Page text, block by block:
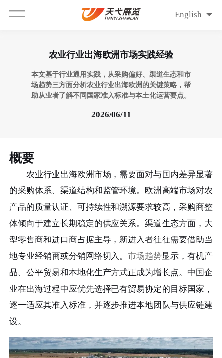
English
农业行业出海欧洲市场实践经验
本文基于行业通用实践，从采购偏好、渠道生态和市
场趋势三方面分析农业行业出海欧洲的关键策略，帮
助从业者了解不同国家准入标准与本土化运营要点。
2026/06/11
概要
农业行业出海欧洲市场，需要面对与国内差异显著
的采购体系、渠道结构和监管环境。欧洲高端市场对农
产品的质量认证、可持续性和溯源要求较高，采购商整
体倾向于建立长期稳定的供应关系。渠道生态方面，大
型零售商和进口商占据主导，新进入者往往需要借助当
地专业经销商或分销网络切入。市场趋势显示，有机产
品、公平贸易和本地化生产方式正成为增长点。中国企
业在出海过程中应优先选择已有贸易协定的目标国家，
逐一适应其准入标准，并逐步推进本地团队与供应链建
设。